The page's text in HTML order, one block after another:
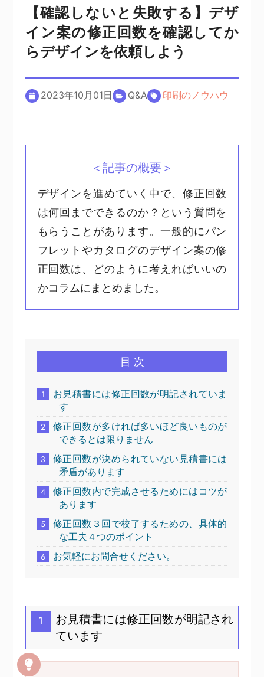
【確認しないと失敗する】デザ
イン案の修正回数を確認してか
らデザインを依頼しよう
2023年10月01日 Q&A 印刷のノウハウ
＜記事の概要＞
デザインを進めていく中で、修正回数
は何回までできるのか？という質問を
もらうことがあります。一般的にパン
フレットやカタログのデザイン案の修
正回数は、どのように考えればいいの
かコラムにまとめました。
目 次
1
お見積書には修正回数が明記されていま
す
2
修正回数が多ければ多いほど良いものが
できるとは限りません
3
修正回数が決められていない見積書には
矛盾があります
4
修正回数内で完成させるためにはコツが
あります
5
修正回数３回で校了するための、具体的
な工夫４つのポイント
6
お気軽にお問合せください。
1
お見積書には修正回数が明記され
ています